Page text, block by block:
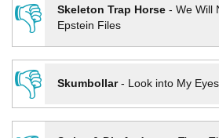
👎
Skeleton Trap Horse- We Will
Epstein Files
👎
Skumbollar- Look into My Eyes